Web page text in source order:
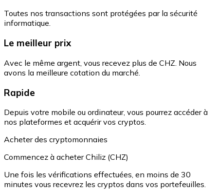
Toutes nos transactions sont protégées par la sécurité
informatique.
Le meilleur prix
Avec le même argent, vous recevez plus de CHZ. Nous
avons la meilleure cotation du marché.
Rapide
Depuis votre mobile ou ordinateur, vous pourrez accéder à
nos plateformes et acquérir vos cryptos.
Acheter des cryptomonnaies
Commencez à acheter Chiliz (CHZ)
Une fois les vérifications effectuées, en moins de 30
minutes vous recevrez les cryptos dans vos portefeuilles.